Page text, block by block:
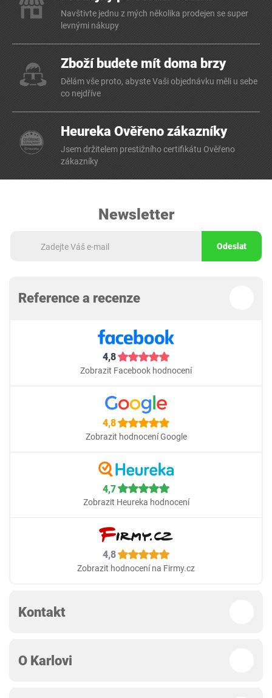
Navštivte jednu z mých několika prodejen se super
levnými nákupy
Zboží budete mít doma brzy
Dělám vše proto, abyste Vaši objednávku měli u sebe
co nejdříve
Heureka Ověřeno zákazníky
Jsem držitelem prestižního certifikátu Ověřeno
zákazníky
Newsletter
Odeslat
Reference a recenze
4,8
Zobrazit Facebook hodnocení
4,8
Zobrazit hodnocení Google
4,7
Zobrazit Heureka hodnocení
4,8
Zobrazit hodnocení na Firmy.cz
Kontakt
O Karlovi